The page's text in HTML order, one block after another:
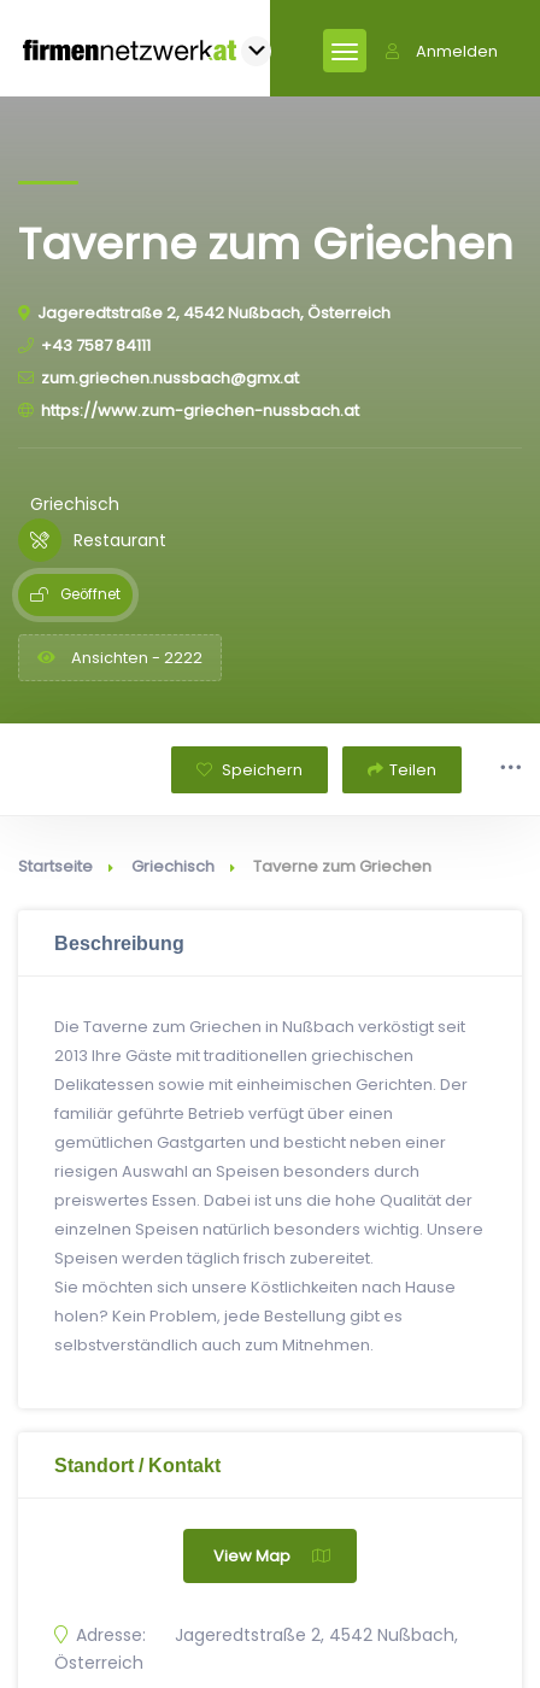
Anmelden
Taverne zum Griechen
Jageredtstraße 2, 4542 Nußbach, Österreich
+43 7587 84111
zum.griechen.nussbach@gmx.at
https://www.zum-griechen-nussbach.at
Griechisch
Restaurant
Geöffnet
Ansichten - 2222
Speichern Teilen
Startseite Griechisch Taverne zum Griechen
Beschreibung
Die Taverne zum Griechen in Nußbach verköstigt seit
2013 Ihre Gäste mit traditionellen griechischen
Delikatessen sowie mit einheimischen Gerichten. Der
familiär geführte Betrieb verfügt über einen
gemütlichen Gastgarten und besticht neben einer
riesigen Auswahl an Speisen besonders durch
preiswertes Essen. Dabei ist uns die hohe Qualität der
einzelnen Speisen natürlich besonders wichtig. Unsere
Speisen werden täglich frisch zubereitet.
Sie möchten sich unsere Köstlichkeiten nach Hause
holen? Kein Problem, jede Bestellung gibt es
selbstverständlich auch zum Mitnehmen.
Standort / Kontakt
View Map
Adresse:
Jageredtstraße 2, 4542 Nußbach,
Österreich